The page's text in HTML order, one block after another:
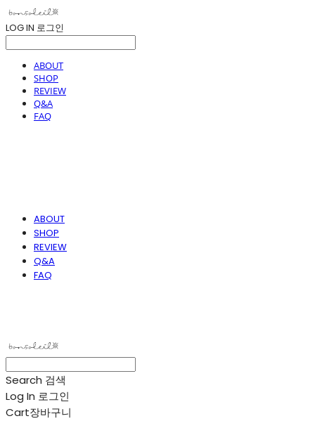
LOG IN 로그인
ABOUT
SHOP
REVIEW
Q&A
FAQ
ABOUT
SHOP
REVIEW
Q&A
FAQ
Search 검색
Log In 로그인
Cart장바구니